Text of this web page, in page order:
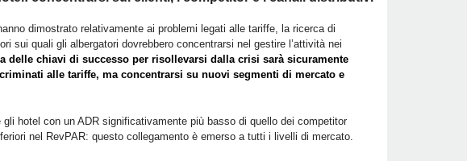
dimostrato relativamente ai problemi legati alle tariffe, la ricerca di
sui quali gli albergatori dovrebbero concentrarsi nel gestire l’attività nei
delle chiavi di successo per risollevarsi dalla crisi sarà sicuramente
alle tariffe, ma concentrarsi su nuovi segmenti di mercato e
hotel con un ADR significativamente più basso di quello dei competitor
nel RevPAR: questo collegamento è emerso a tutti i livelli di mercato.